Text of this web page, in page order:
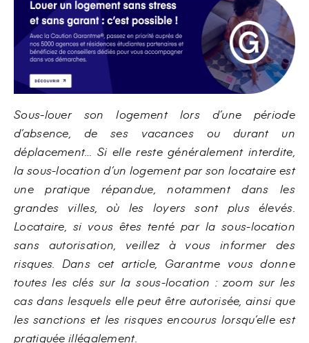
Sous-louer son logement lors d’une période
d’absence, de ses vacances ou durant un
déplacement… Si elle reste généralement interdite,
la sous-location d’un logement par son locataire est
une pratique répandue, notamment dans les
grandes villes, où les loyers sont plus élevés.
Locataire, si vous êtes tenté par la sous-location
sans autorisation, veillez à vous informer des
risques. Dans cet article, Garantme vous donne
toutes les clés sur la sous-location : zoom sur les
cas dans lesquels elle peut être autorisée, ainsi que
les sanctions et les risques encourus lorsqu’elle est
pratiquée illégalement.